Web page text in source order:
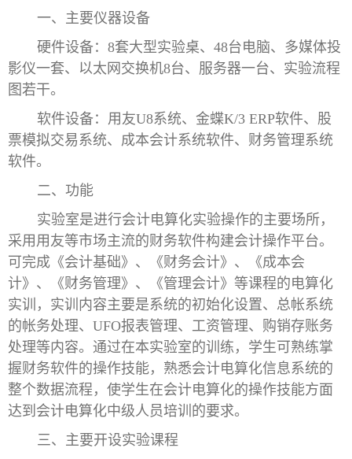
一、主要仪器设备
硬件设备：8套大型实验桌、48台电脑、多媒体投
影仪一套、以太网交换机8台、服务器一台、实验流程
图若干。
软件设备：用友U8系统、金蝶K/3 ERP软件、股
票模拟交易系统、成本会计系统软件、财务管理系统
软件。
二、功能
实验室是进行会计电算化实验操作的主要场所，
采用用友等市场主流的财务软件构建会计操作平台。
可完成《会计基础》、《财务会计》、《成本会
计》、《财务管理》、《管理会计》等课程的电算化
实训，实训内容主要是系统的初始化设置、总帐系统
的帐务处理、UFO报表管理、工资管理、购销存账务
处理等内容。通过在本实验室的训练，学生可熟练掌
握财务软件的操作技能，熟悉会计电算化信息系统的
整个数据流程，使学生在会计电算化的操作技能方面
达到会计电算化中级人员培训的要求。
三、主要开设实验课程